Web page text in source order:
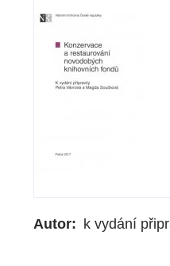
Autor k vydání